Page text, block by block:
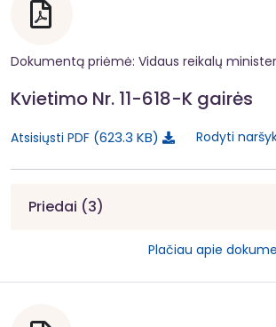
Dokumentą priėmė: Vidaus reikalų
Kvietimo Nr. 11-618-K gairės
Atsisiųsti PDF 623.3 KB Rodyti
Priedai (3)
Plačiau apie